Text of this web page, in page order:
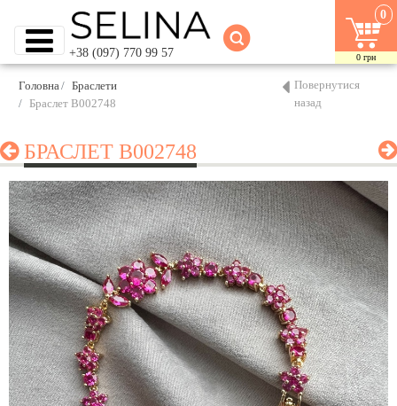
+38 (097) 770 99 57
0
0 грн
Головна
Браслети
Браслет B002748
Повернутися
назад
БРАСЛЕТ B002748